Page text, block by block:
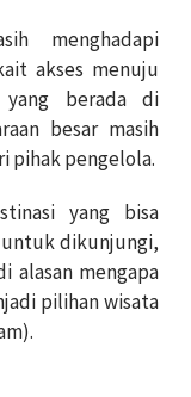
menghadapi
akses menuju
yang berada di
besar masih
pihak pengelola.
yang bisa
untuk dikunjungi,
alasan mengapa
pilihan wisata